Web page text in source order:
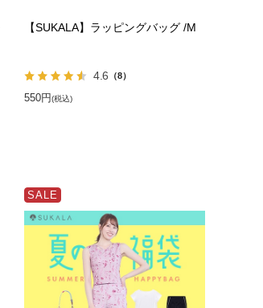
【SUKALA】ラッピングバッグ /M
4.6 （8）
550円(税込)
SALE